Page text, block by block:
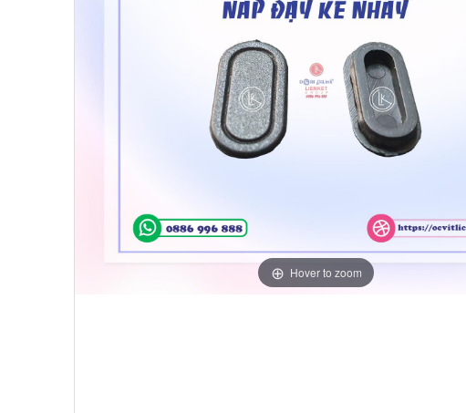
Hover to zoom